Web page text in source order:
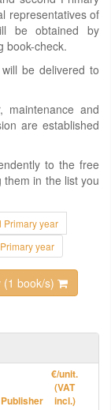
representatives of
be obtained by
book-check.
be delivered to
and
are established
to the free
in the list you
Primary year
year
(1 book/s)
Publisher
€/unit.
(VAT
incl.)